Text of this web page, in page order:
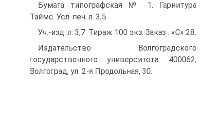
Бумага типографская № 1. Гарнитура
Таймс. Усл. печ. л. 3,5.
Уч.-изд. л. 3,7. Тираж 100 экз. Заказ . «С» 28.
Издательство Волгоградского
государственного университета. 400062,
Волгоград, ул. 2-я Продольная, 30.